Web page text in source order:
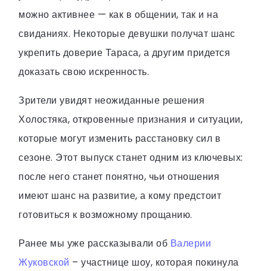
можно активнее — как в общении, так и на
свиданиях. Некоторые девушки получат шанс
укрепить доверие Тараса, а другим придется
доказать свою искренность.
Зрители увидят неожиданные решения
Холостяка, откровенные признания и ситуации,
которые могут изменить расстановку сил в
сезоне. Этот выпуск станет одним из ключевых:
после него станет понятно, чьи отношения
имеют шанс на развитие, а кому предстоит
готовиться к возможному прощанию.
Ранее мы уже рассказывали об Валерии
Жуковской – участнице шоу, которая покинула